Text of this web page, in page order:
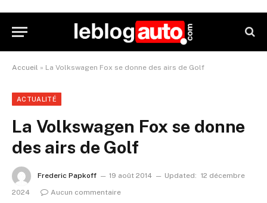
Accueil » La Volkswagen Fox se donne des airs de Golf
ACTUALITÉ
La Volkswagen Fox se donne
des airs de Golf
Frederic Papkoff 19 août 2014 Updated: 12 décembre
2024
Aucun commentaire